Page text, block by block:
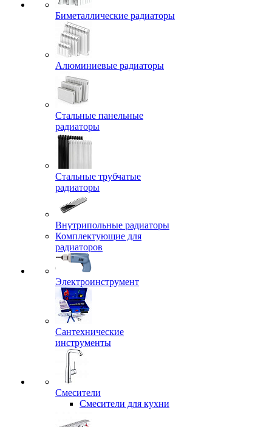
Биметаллические радиаторы
Алюминиевые радиаторы
Стальные панельные
радиаторы
Стальные трубчатые
радиаторы
Внутрипольные радиаторы
Комплектующие для
радиаторов
Электроинструмент
Сантехнические
инструменты
Смесители
Смесители для кухни